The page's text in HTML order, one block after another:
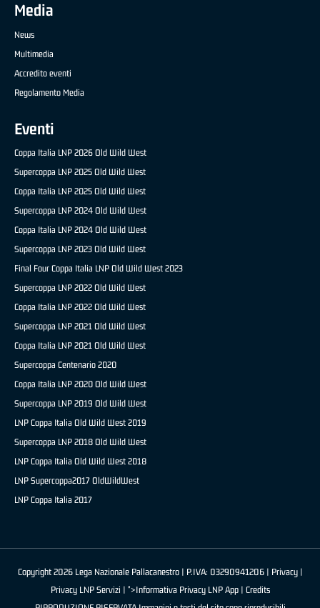
Media
News
Multimedia
Accredito eventi
Regolamento Media
Eventi
Coppa Italia LNP 2026 Old Wild West
Supercoppa LNP 2025 Old Wild West
Coppa Italia LNP 2025 Old Wild West
Supercoppa LNP 2024 Old Wild West
Coppa Italia LNP 2024 Old Wild West
Supercoppa LNP 2023 Old Wild West
Final Four Coppa Italia LNP Old Wild West 2023
Supercoppa LNP 2022 Old Wild West
Coppa Italia LNP 2022 Old Wild West
Supercoppa LNP 2021 Old Wild West
Coppa Italia LNP 2021 Old Wild West
Supercoppa Centenario 2020
Coppa Italia LNP 2020 Old Wild West
Supercoppa LNP 2019 Old Wild West
LNP Coppa Italia Old Wild West 2019
Supercoppa LNP 2018 Old Wild West
LNP Coppa Italia Old Wild West 2018
LNP Supercoppa2017 OldWildWest
LNP Coppa Italia 2017
Copyright 2026 Lega Nazionale Pallacanestro | P.IVA: 03290941206 | Privacy|
Privacy LNP Servizi | ">Informativa Privacy LNP App | Credits